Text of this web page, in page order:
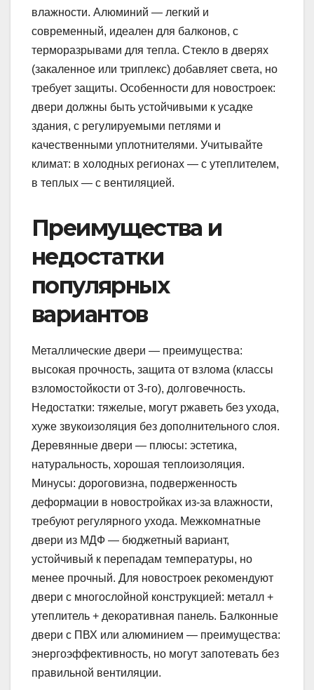
влажности. Алюминий — легкий и
современный, идеален для балконов, с
терморазрывами для тепла. Стекло в дверях
(закаленное или триплекс) добавляет света, но
требует защиты. Особенности для новостроек:
двери должны быть устойчивыми к усадке
здания, с регулируемыми петлями и
качественными уплотнителями. Учитывайте
климат: в холодных регионах — с утеплителем,
в теплых — с вентиляцией.
Преимущества и
недостатки
популярных
вариантов
Металлические двери — преимущества:
высокая прочность, защита от взлома (классы
взломостойкости от 3-го), долговечность.
Недостатки: тяжелые, могут ржаветь без ухода,
хуже звукоизоляция без дополнительного слоя.
Деревянные двери — плюсы: эстетика,
натуральность, хорошая теплоизоляция.
Минусы: дороговизна, подверженность
деформации в новостройках из-за влажности,
требуют регулярного ухода. Межкомнатные
двери из МДФ — бюджетный вариант,
устойчивый к перепадам температуры, но
менее прочный. Для новостроек рекомендуют
двери с многослойной конструкцией: металл +
утеплитель + декоративная панель. Балконные
двери с ПВХ или алюминием — преимущества:
энергоэффективность, но могут запотевать без
правильной вентиляции.